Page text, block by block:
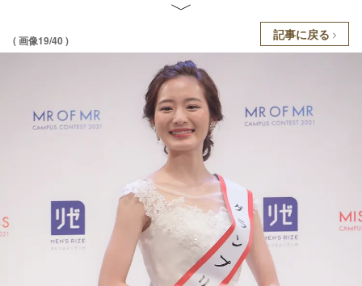
( 画像19/40 ) 記事に戻る